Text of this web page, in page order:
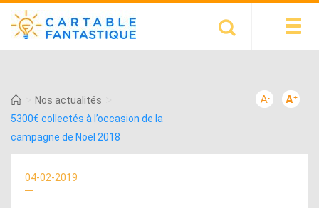
Nos actualités
5300€ collectés à l’occasion de la
campagne de Noël 2018
04-02-2019